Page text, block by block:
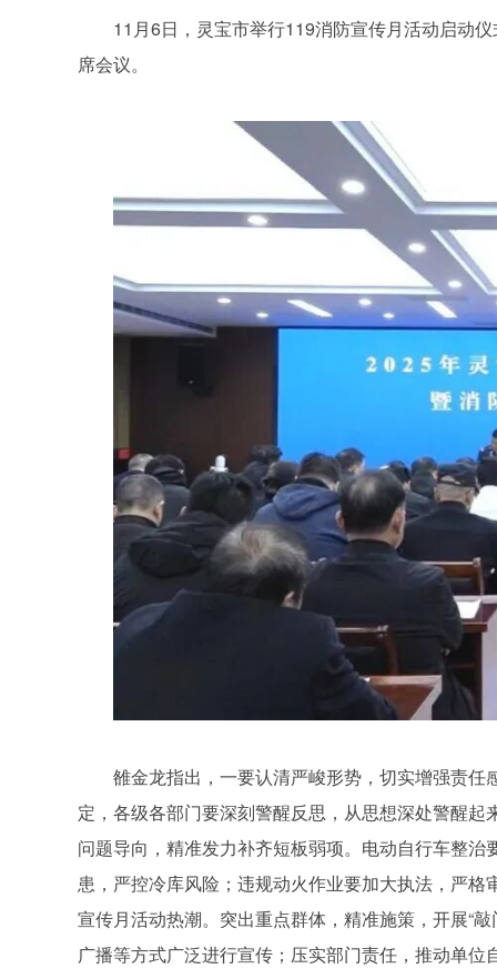
11月6日，灵宝市举行119消防宣传月活动启动
席会议。
雒金龙指出，一要认清严峻形势，切实增强责任
定，各级各部门要深刻警醒反思，从思想深处警醒
问题导向，精准发力补齐短板弱项。电动自行车整
患，严控冷库风险；违规动火作业要加大执法，严
宣传月活动热潮。突出重点群体，精准施策，开展“
广播等方式广泛进行宣传；压实部门责任，推动单